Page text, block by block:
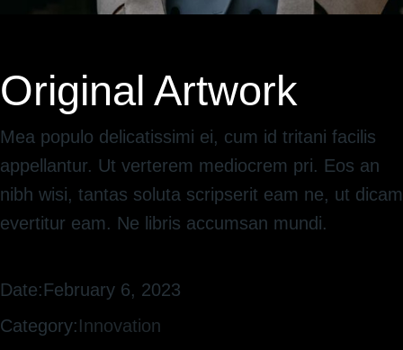
Original Artwork
Mea populo delicatissimi ei, cum id tritani facilis
appellantur. Ut verterem mediocrem pri. Eos an
nibh wisi, tantas soluta scripserit eam ne, ut dicam
evertitur eam. Ne libris accumsan mundi.
Date:February 6, 2023
Category:Innovation